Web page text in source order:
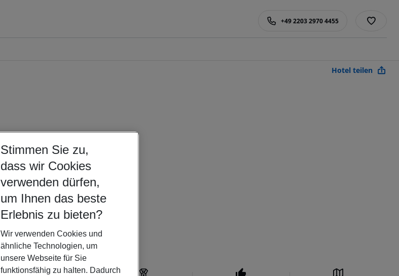
+49 2203 2970 4455
Hotel teilen
Stimmen Sie zu,
dass wir Cookies
verwenden dürfen,
um Ihnen das beste
Erlebnis zu bieten?
Wir verwenden Cookies und
ähnliche Technologien, um
unsere Webseite für Sie
funktionsfähig zu halten. Dadurch